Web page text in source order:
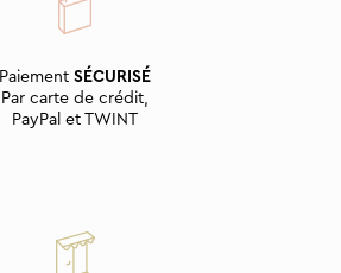
Paiement SÉCURISÉ
Par carte de crédit,
PayPal et TWINT